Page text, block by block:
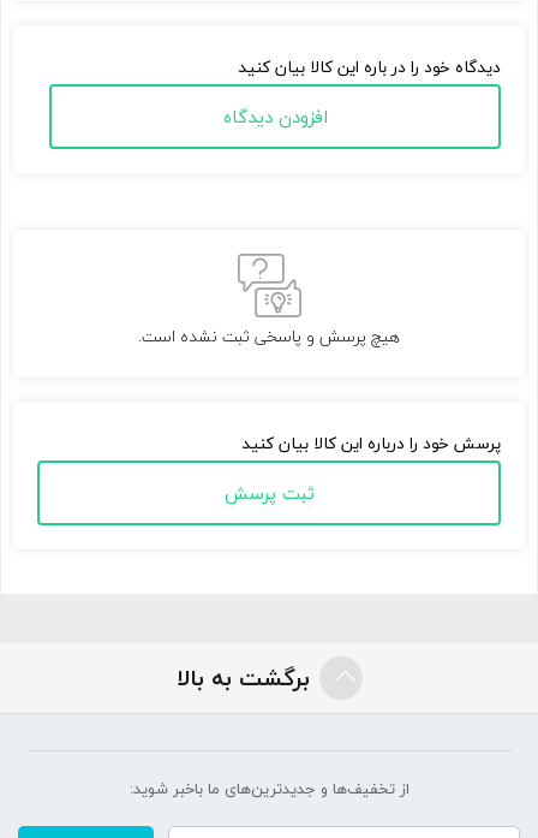
دیدگاه خود را در باره این کالا بیان کنید
افزودن دیدگاه
هیچ پرسش و پاسخی ثبت نشده است.
پرسش خود را درباره این کالا بیان کنید
ثبت پرسش
برگشت به بالا
از تخفیف‌ها و جدیدترین‌های ما‌ باخبر شوید: